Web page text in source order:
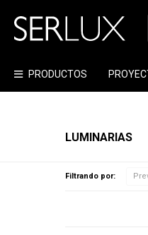
PRODUCTOS
LUMINARIAS
Filtrando por: